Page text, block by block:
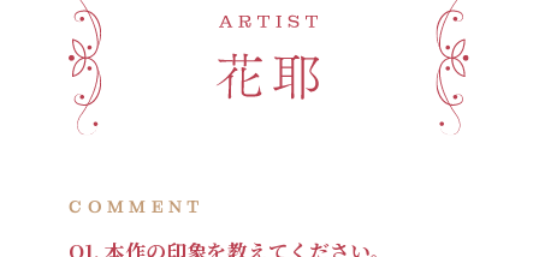
COMMENT
Q1. 本作の印象を教えてください。